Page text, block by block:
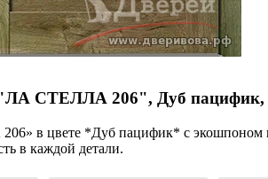
СТЕЛЛА 206", Дуб пацифик,
в цвете *Дуб пацифик* с экошпоном
в каждой детали.